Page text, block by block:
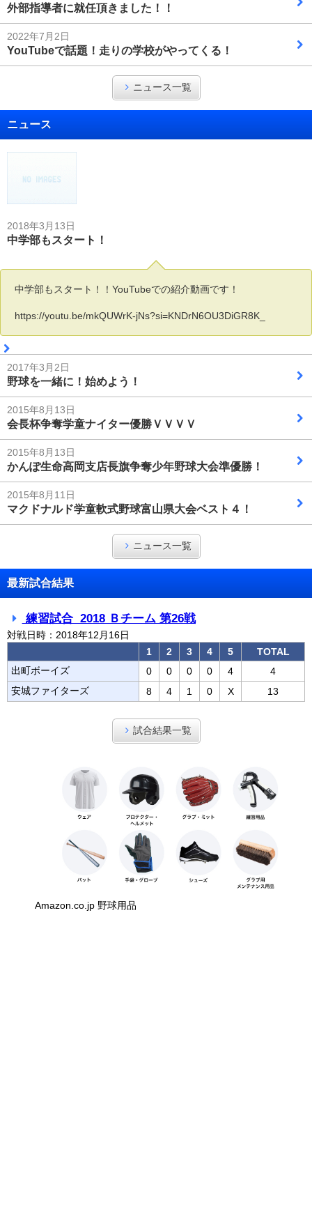
外部指導者に就任頂きました！！
2022年7月2日
YouTubeで話題！走りの学校がやってくる！
ニュース一覧
ニュース
2018年3月13日
中学部もスタート！
中学部もスタート！！YouTubeでの紹介動画です！
https://youtu.be/mkQUWrK-jNs?si=KNDrN6OU3DiGR8K_
2017年3月2日
野球を一緒に！始めよう！
2015年8月13日
会長杯争奪学童ナイター優勝ＶＶＶＶ
2015年8月13日
かんぽ生命高岡支店長旗争奪少年野球大会準優勝！
2015年8月11日
マクドナルド学童軟式野球富山県大会ベスト４！
ニュース一覧
最新試合結果
練習試合 2018 Ｂチーム 第26戦
対戦日時：2018年12月16日
1
2 3 4 5
TOTAL
出町ボーイズ
0 0 0 0 4
4
安城ファイターズ
8 4 1 0 X 13
試合結果一覧
Amazon.co.jp 野球用品